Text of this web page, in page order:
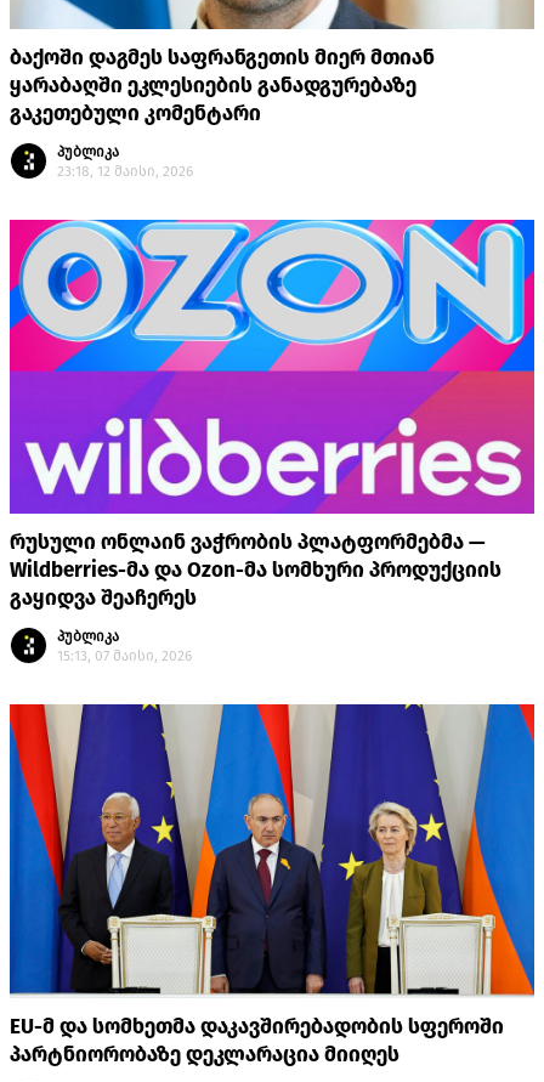
ბაქოში დაგმეს საფრანგეთის მიერ მთიან
ყარაბაღში ეკლესიების განადგურებაზე
გაკეთებული კომენტარი
პუბლიკა
23:18, 12 მაისი, 2026
რუსული ონლაინ ვაჭრობის პლატფორმებმა —
Wildberries-მა და Ozon-მა სომხური პროდუქციის
გაყიდვა შეაჩერეს
პუბლიკა
15:13, 07 მაისი, 2026
EU-მ და სომხეთმა დაკავშირებადობის სფეროში
პარტნიორობაზე დეკლარაცია მიიღეს